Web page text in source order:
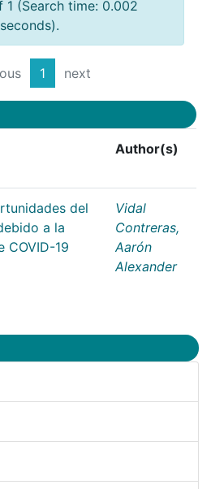
1 (Search time: 0.002
seconds).
1 next
Author(s)
del
a la
COVID-19
Vidal
Contreras,
Aarón
Alexander